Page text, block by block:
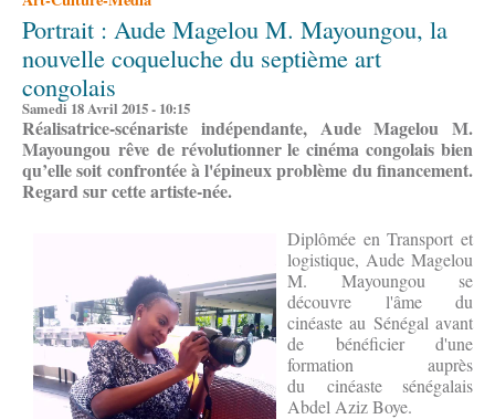
Portrait : Aude Magelou M. Mayoungou, la
nouvelle coqueluche du septième art
congolais
Samedi 18 Avril 2015 - 10:15
Réalisatrice-scénariste indépendante, Aude Magelou M.
Mayoungou rêve de révolutionner le cinéma congolais bien
qu’elle soit confrontée à l'épineux problème du financement.
Regard sur cette artiste-née.
Diplômée en Transport et
logistique, Aude Magelou
M. Mayoungou se
découvre l'âme du
cinéaste au Sénégal avant
de bénéficier d'une
formation auprès
du cinéaste sénégalais
Abdel Aziz Boye.